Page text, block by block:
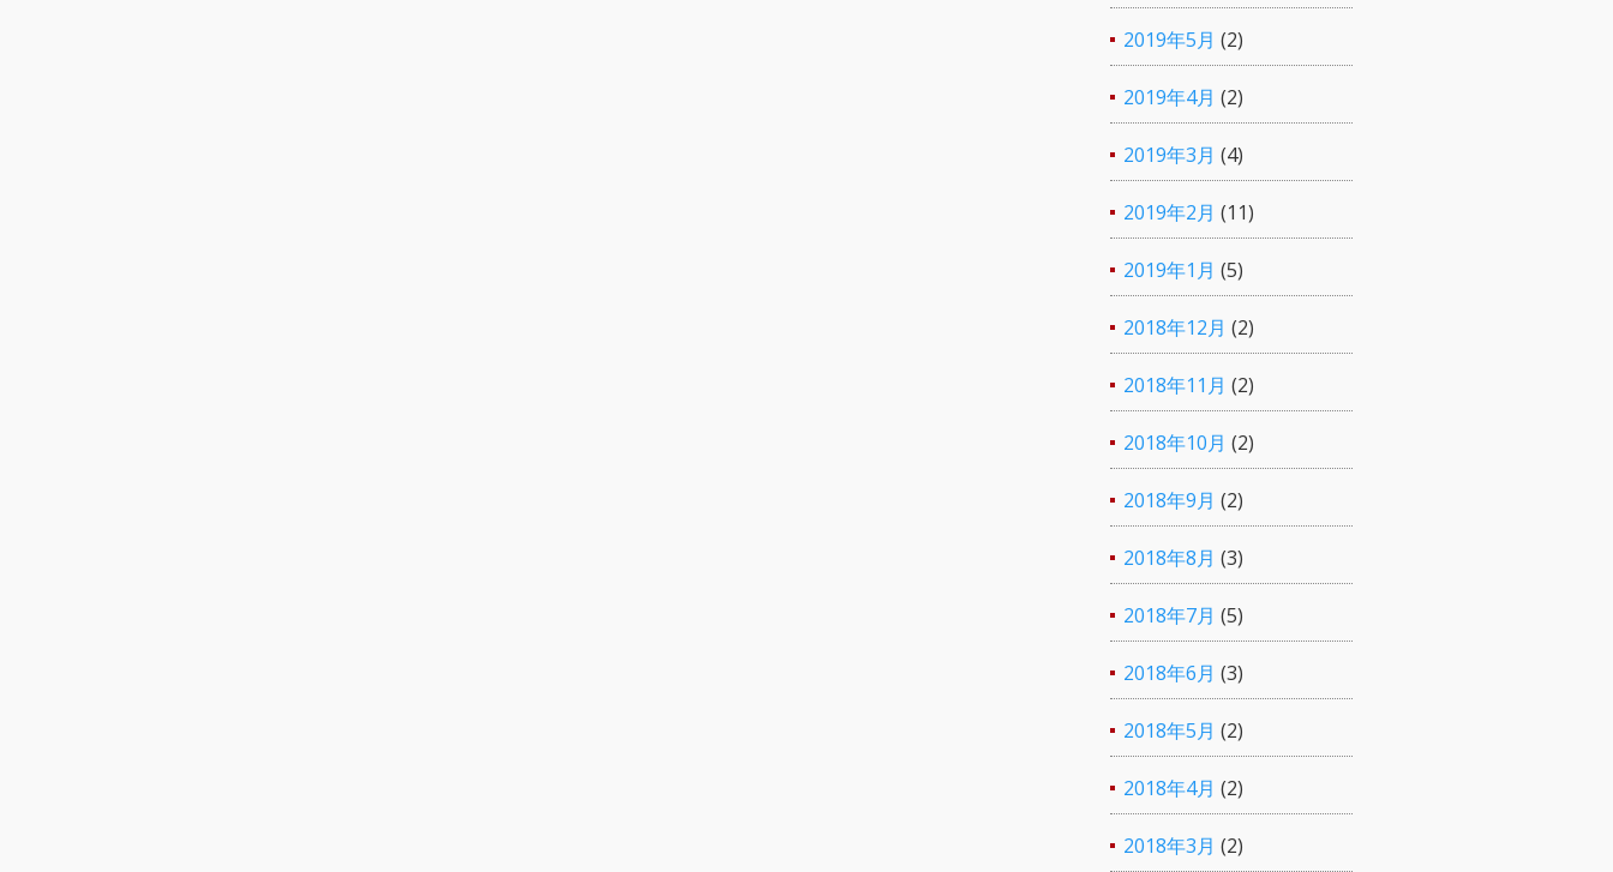
2019年5月 (2)
2019年4月 (2)
2019年3月 (4)
2019年2月 (11)
2019年1月 (5)
2018年12月 (2)
2018年11月 (2)
2018年10月 (2)
2018年9月 (2)
2018年8月 (3)
2018年7月 (5)
2018年6月 (3)
2018年5月 (2)
2018年4月 (2)
2018年3月 (2)